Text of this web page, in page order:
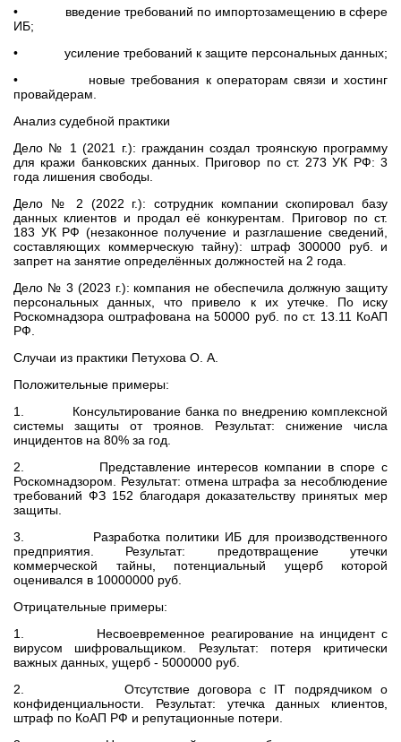
• введение требований по импортозамещению в сфере
ИБ;
• усиление требований к защите персональных данных;
• новые требования к операторам связи и хостинг
провайдерам.
Анализ судебной практики
Дело № 1 (2021 г.): гражданин создал троянскую программу
для кражи банковских данных. Приговор по ст. 273 УК РФ: 3
года лишения свободы.
Дело № 2 (2022 г.): сотрудник компании скопировал базу
данных клиентов и продал её конкурентам. Приговор по ст.
183 УК РФ (незаконное получение и разглашение сведений,
составляющих коммерческую тайну): штраф 300000 руб. и
запрет на занятие определённых должностей на 2 года.
Дело № 3 (2023 г.): компания не обеспечила должную защиту
персональных данных, что привело к их утечке. По иску
Роскомнадзора оштрафована на 50000 руб. по ст. 13.11 КоАП
РФ.
Случаи из практики Петухова О. А.
Положительные примеры:
1. Консультирование банка по внедрению комплексной
системы защиты от троянов. Результат: снижение числа
инцидентов на 80% за год.
2. Представление интересов компании в споре с
Роскомнадзором. Результат: отмена штрафа за несоблюдение
требований ФЗ 152 благодаря доказательству принятых мер
защиты.
3. Разработка политики ИБ для производственного
предприятия. Результат: предотвращение утечки
коммерческой тайны, потенциальный ущерб которой
оценивался в 10000000 руб.
Отрицательные примеры:
1. Несвоевременное реагирование на инцидент с
вирусом шифровальщиком. Результат: потеря критически
важных данных, ущерб - 5000000 руб.
2. Отсутствие договора с IT подрядчиком о
конфиденциальности. Результат: утечка данных клиентов,
штраф по КоАП РФ и репутационные потери.